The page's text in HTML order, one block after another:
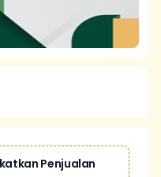
Penjualan